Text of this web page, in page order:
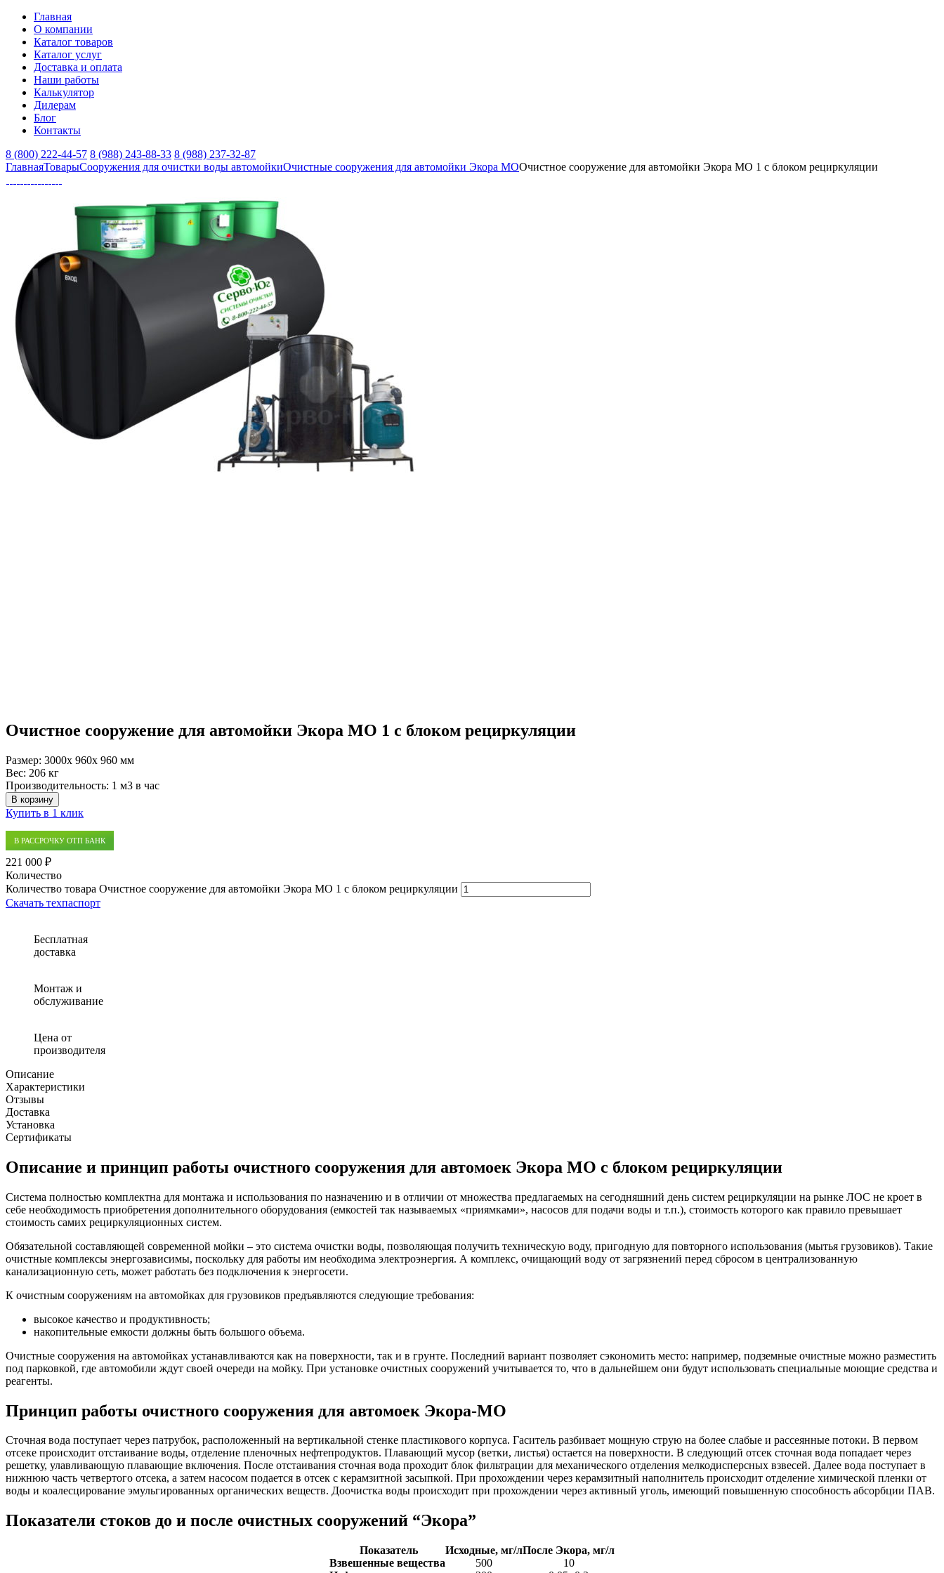
Главная
О компании
Каталог товаров
Каталог услуг
Доставка и оплата
Наши работы
Калькулятор
Дилерам
Блог
Контакты
8 (800) 222-44-57 8 (988) 243-88-33 8 (988) 237-32-87
ГлавнаяТоварыСооружения для очистки воды автомойкиОчистные сооружения для автомойки Экора МООчистное сооружение для автомойки Экора МО 1 с блоком рециркуляции
Очистное сооружение для автомойки Экора МО 1 с блоком рециркуляции
Размер: 3000x 960x 960 мм
Вес: 206 кг
Производительность: 1 м3 в час
В корзину
Купить в 1 клик
В РАССРОЧКУ ОТП БАНК
221 000 ₽
Количество
Количество товара Очистное сооружение для автомойки Экора МО 1 с блоком рециркуляции
Скачать техпаспорт
Бесплатная
доставка
Монтаж и
обслуживание
Цена от
производителя
Описание
Характеристики
Отзывы
Доставка
Установка
Сертификаты
Описание и принцип работы очистного сооружения для автомоек Экора МО с блоком рециркуляции
Система полностью комплектна для монтажа и использования по назначению и в отличии от множества предлагаемых на сегодняшний день систем рециркуляции на рынке ЛОС не кроет в
себе необходимость приобретения дополнительного оборудования (емкостей так называемых «приямками», насосов для подачи воды и т.п.), стоимость которого как правило превышает
стоимость самих рециркуляционных систем.
Обязательной составляющей современной мойки – это система очистки воды, позволяющая получить техническую воду, пригодную для повторного использования (мытья грузовиков). Такие
очистные комплексы энергозависимы, поскольку для работы им необходима электроэнергия. А комплекс, очищающий воду от загрязнений перед сбросом в централизованную
канализационную сеть, может работать без подключения к энергосети.
К очистным сооружениям на автомойках для грузовиков предъявляются следующие требования:
высокое качество и продуктивность;
накопительные емкости должны быть большого объема.
Очистные сооружения на автомойках устанавливаются как на поверхности, так и в грунте. Последний вариант позволяет сэкономить место: например, подземные очистные можно разместить
под парковкой, где автомобили ждут своей очереди на мойку. При установке очистных сооружений учитывается то, что в дальнейшем они будут использовать специальные моющие средства и
реагенты.
Принцип работы очистного сооружения для автомоек Экора-МО
Сточная вода поступает через патрубок, расположенный на вертикальной стенке пластикового корпуса. Гаситель разбивает мощную струю на более слабые и рассеянные потоки. В первом
отсеке происходит отстаивание воды, отделение пленочных нефтепродуктов. Плавающий мусор (ветки, листья) остается на поверхности. В следующий отсек сточная вода попадает через
решетку, улавливающую плавающие включения. После отстаивания сточная вода проходит блок фильтрации для механического отделения мелкодисперсных взвесей. Далее вода поступает в
нижнюю часть четвертого отсека, а затем насосом подается в отсек с керамзитной засыпкой. При прохождении через керамзитный наполнитель происходит отделение химической пленки от
воды и коалесцирование эмульгированных органических веществ. Доочистка воды происходит при прохождении через активный уголь, имеющий повышенную способность абсорбции ПАВ.
Показатели стоков до и после очистных сооружений “Экора”
Показатель Исходные, мг/лПосле Экора, мг/л
Взвешенные вещества
500
10